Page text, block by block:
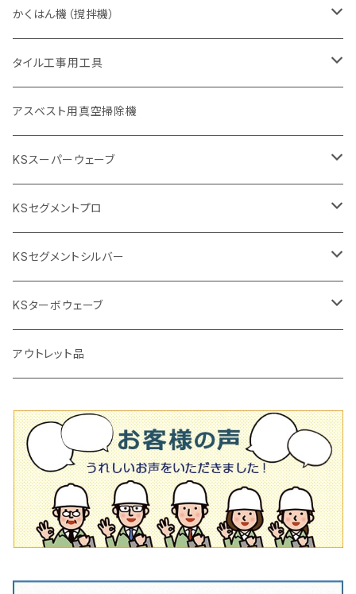
セグメント（特殊凸凹加工チップ
一般道路カッター用
355mm（14インチ）
305mm（12インチ）
355mm（14インチ）
押し切り（タイル切断機）
本体
電動切断機
本体
ダイヤモンドホイール
ブリック＆ブロック用切断機
穴あけ用工具
タイルニッパー
プロ用鏝（こて）
吸着盤
その他
タイル針
かくはん機（撹拌機）
本体
低速回転
高速回転
付属品
撹拌羽根
撹拌軸
タイル工事用工具
手動工具
押し切り（手動切断機
押し切り替え刃（手動切断機替え刃
タイル針
その他
電動工具
電動切断機
タイルパッチ（ビブラート
アスベスト用真空掃除機
KSスーパーウェーブ
105mm（4インチ）
125ｍｍ（5インチ）
KSセグメントプロ
105mm（4インチ）
通常品
ビス穴付き
125mm（5インチ）
通常品
オフセットタイプ（ハットタイプ
150ｍｍ（6インチ）
205ｍｍ（8インチ）
230mm（9インチ）
KSセグメントシルバー
105mm（4インチ）
125mm（5インチ）
180mm（7インチ）
205mm（8インチ）
230mm（9インチ）
KSターボウェーブ
105mm（4インチ）
150ｍｍ（6インチ）
180ｍｍ（7インチ）
205mm（8インチ）
アウトレット品